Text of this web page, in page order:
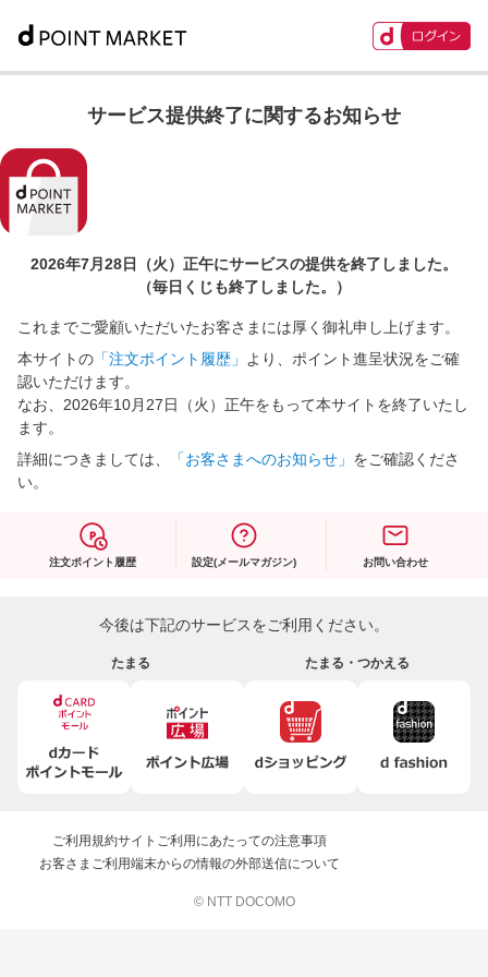
サービス提供終了に関するお知らせ
2026年7月28日（火）正午にサービスの提供を終了しました。
（毎日くじも終了しました。）
これまでご愛顧いただいたお客さまには厚く御礼申し上げます。
本サイトの 「注文ポイント履歴」
より、ポイント進呈状況をご確
認いただけます。
なお、2026年10月27日（火）正午をもって本サイトを終了いたし
ます。
詳細につきましては、
「お客さまへのお知らせ」 をご確認くださ
い。
注文ポイント履歴 設定(メールマガジン) お問い合わせ
今後は下記のサービスをご利用ください。
たまる たまる・つかえる
ご利用規約サイトご利用にあたっての注意事項
お客さまご利用端末からの情報の外部送信について
© NTT DOCOMO